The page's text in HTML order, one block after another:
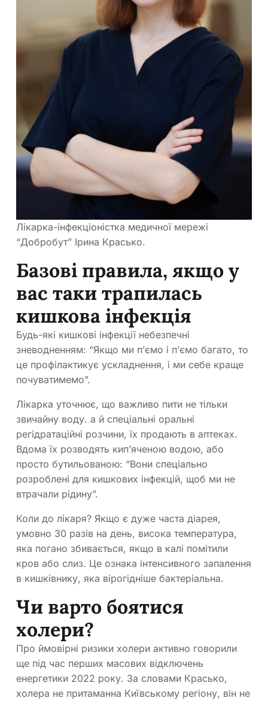
Лікарка-інфекціоністка медичної мережі
“Добробут” Ірина Красько.
Базові правила, якщо у
вас таки трапилась
кишкова інфекція
Будь-які кишкові інфекції небезпечні
зневодненням: “Якщо ми п’ємо і п’ємо багато, то
це профілактикує ускладнення, і ми себе краще
почуватимемо”.
Лікарка уточнює, що важливо пити не тільки
звичайну воду. а й спеціальні оральні
регідратаційні розчини, їх продають в аптеках.
Вдома їх розводять кип’яченою водою, або
просто бутильованою: “Вони спеціально
розроблені для кишкових інфекцій, щоб ми не
втрачали рідину”.
Коли до лікаря? Якщо є дуже часта діарея,
умовно 30 разів на день, висока температура,
яка погано збивається, якщо в калі помітили
кров або слиз. Це ознака інтенсивного запалення
в кишківнику, яка вірогідніше бактеріальна.
Чи варто боятися
холери?
Про ймовірні ризики холери активно говорили
ще під час перших масових відключень
енергетики 2022 року. За словами Красько,
холера не притаманна Київському регіону, він не